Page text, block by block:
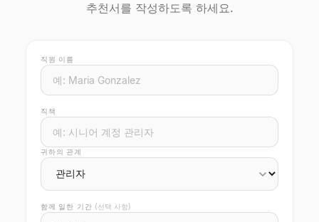
추천서를 작성하도록 하세요.
직원 이름
직책
귀하의 관계
함께 일한 기간 (선택 사항)